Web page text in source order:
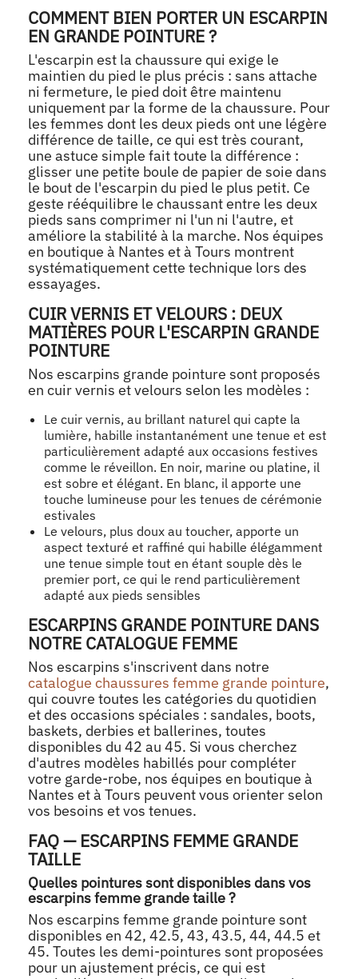
COMMENT BIEN PORTER UN ESCARPIN
EN GRANDE POINTURE ?
L'escarpin est la chaussure qui exige le
maintien du pied le plus précis : sans attache
ni fermeture, le pied doit être maintenu
uniquement par la forme de la chaussure. Pour
les femmes dont les deux pieds ont une légère
différence de taille, ce qui est très courant,
une astuce simple fait toute la différence :
glisser une petite boule de papier de soie dans
le bout de l'escarpin du pied le plus petit. Ce
geste rééquilibre le chaussant entre les deux
pieds sans comprimer ni l'un ni l'autre, et
améliore la stabilité à la marche. Nos équipes
en boutique à Nantes et à Tours montrent
systématiquement cette technique lors des
essayages.
CUIR VERNIS ET VELOURS : DEUX
MATIÈRES POUR L'ESCARPIN GRANDE
POINTURE
Nos escarpins grande pointure sont proposés
en cuir vernis et velours selon les modèles :
Le cuir vernis, au brillant naturel qui capte la
lumière, habille instantanément une tenue et est
particulièrement adapté aux occasions festives
comme le réveillon. En noir, marine ou platine, il
est sobre et élégant. En blanc, il apporte une
touche lumineuse pour les tenues de cérémonie
estivales
Le velours, plus doux au toucher, apporte un
aspect texturé et raffiné qui habille élégamment
une tenue simple tout en étant souple dès le
premier port, ce qui le rend particulièrement
adapté aux pieds sensibles
ESCARPINS GRANDE POINTURE DANS
NOTRE CATALOGUE FEMME
Nos escarpins s'inscrivent dans notre
catalogue chaussures femme grande pointure,
qui couvre toutes les catégories du quotidien
et des occasions spéciales : sandales, boots,
baskets, derbies et ballerines, toutes
disponibles du 42 au 45. Si vous cherchez
d'autres modèles habillés pour compléter
votre garde-robe, nos équipes en boutique à
Nantes et à Tours peuvent vous orienter selon
vos besoins et vos tenues.
FAQ — ESCARPINS FEMME GRANDE
TAILLE
Quelles pointures sont disponibles dans vos
escarpins femme grande taille ?
Nos escarpins femme grande pointure sont
disponibles en 42, 42.5, 43, 43.5, 44, 44.5 et
45. Toutes les demi-pointures sont proposées
pour un ajustement précis, ce qui est